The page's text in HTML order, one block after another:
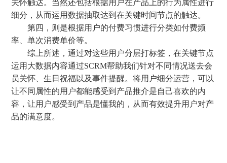
关怀触达。当然还包括根据用户在产品上的行为属性进行
细分，从而运用数据抽取达到在关键时间节点的触达。
第四，则是根据用户的付费习惯进行分类如付费频
率、单次消费单价等。
综上所述，通过对这些用户分层打标签，在关键节点
运用大数据内容通过SCRM帮助我们针对不同情况送去会
员关怀、生日祝福以及事件提醒。将用户细分运营，可以
让不同属性的用户都能感受到产品推介是自己喜欢的内
容，让用户感受到产品是懂我的，从而有效提升用户对产
品的满意度。